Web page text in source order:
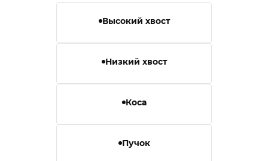
Высокий хвост
Низкий хвост
Коса
Пучок